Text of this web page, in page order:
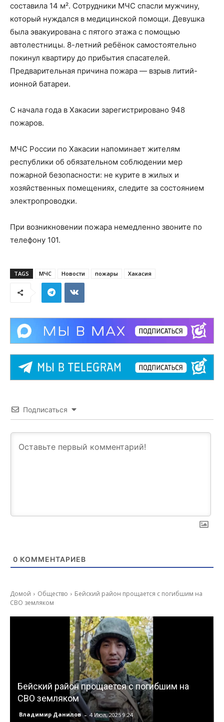
составила 14 м². Сотрудники МЧС спасли мужчину,
который нуждался в медицинской помощи. Девушка
была эвакуирована с пятого этажа с помощью
автолестницы. 8-летний ребёнок самостоятельно
покинул квартиру до прибытия спасателей.
Предварительная причина пожара — взрыв литий-
ионной батареи.
С начала года в Хакасии зарегистрировано 948
пожаров.
МЧС России по Хакасии напоминает жителям
республики об обязательном соблюдении мер
пожарной безопасности: не курите в жилых и
хозяйственных помещениях, следите за состоянием
электропроводки.
При возникновении пожара немедленно звоните по
телефону 101.
TAGS МЧС Новости пожары Хакасия
Подписаться
0 КОММЕНТАРИЕВ